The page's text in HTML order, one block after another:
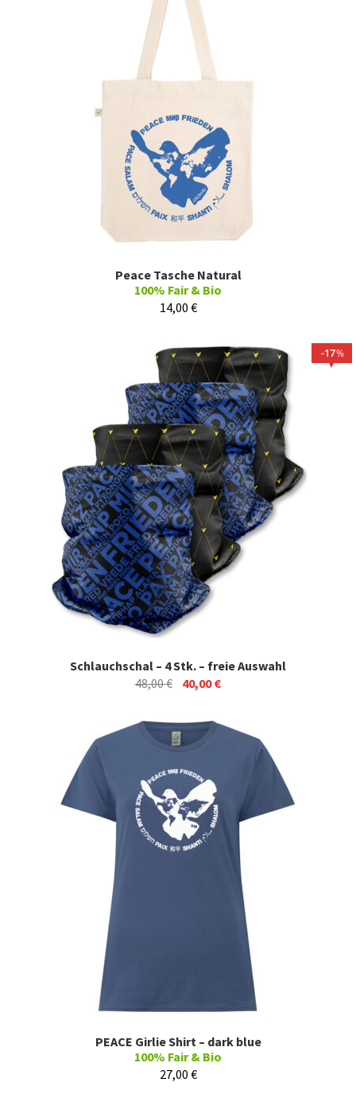
Peace Tasche Natural
100% Fair & Bio
14,00 €
%
17
Schlauchschal – 4 Stk. – freie Auswahl
48,00€ Ursprünglicher
war:
48,00 €
40,00€Aktueller
ist:
40,00 €.
PEACE Girlie Shirt – dark blue
100% Fair & Bio
27,00 €